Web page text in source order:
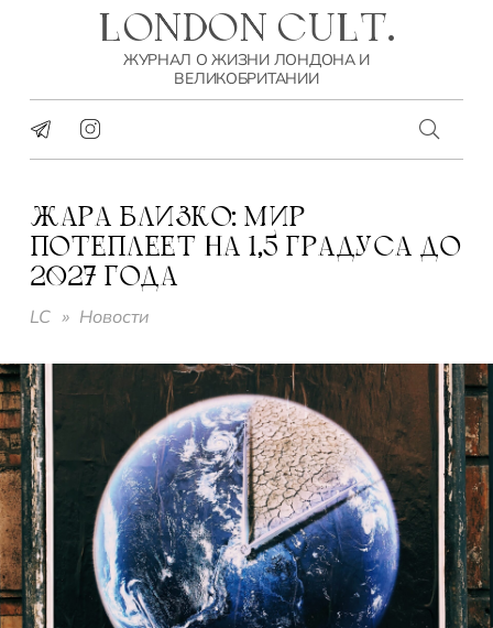
LONDON CULT.
ЖУРНАЛ О ЖИЗНИ ЛОНДОНА И
ВЕЛИКОБРИТАНИИ
ЖАРА БЛИЗКО: МИР
ПОТЕПЛЕЕТ НА 1,5 ГРАДУСА ДО
2027 ГОДА
LC » Новости